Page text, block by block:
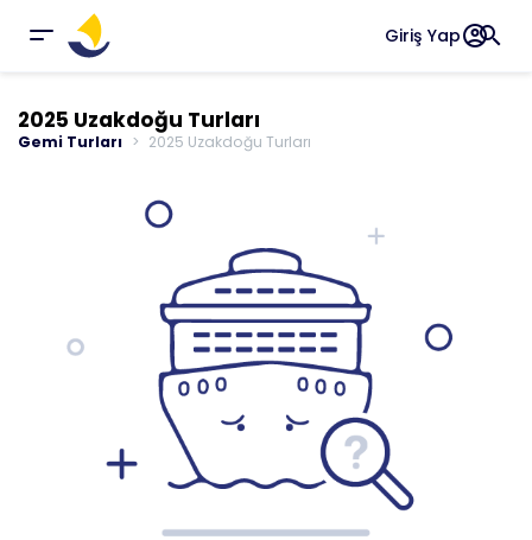
Giriş Yapaccount_circlesearch
2025 Uzakdoğu Turları
Gemi Turları 2025 Uzakdoğu Turları